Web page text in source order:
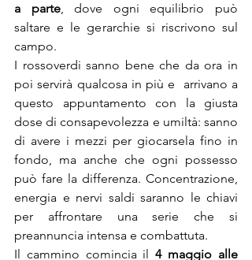
a parte, dove ogni equilibrio può
saltare e le gerarchie si riscrivono sul
campo.
I rossoverdi sanno bene che da ora in
poi servirà qualcosa in più e  arrivano a
questo appuntamento con la giusta
dose di consapevolezza e umiltà: sanno
di avere i mezzi per giocarsela fino in
fondo, ma anche che ogni possesso
può fare la differenza. Concentrazione,
energia e nervi saldi saranno le chiavi
per affrontare una serie che si
preannuncia intensa e combattuta.
Il cammino comincia il 4 maggio alle